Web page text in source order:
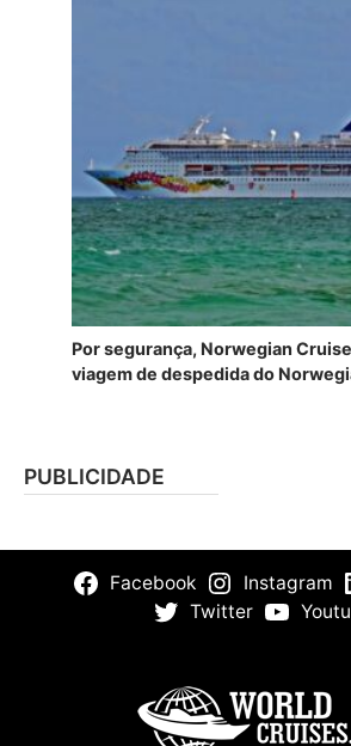
Por segurança, Norwegian
viagem de despedida do
PUBLICIDADE
Facebook Instagram
Twitter